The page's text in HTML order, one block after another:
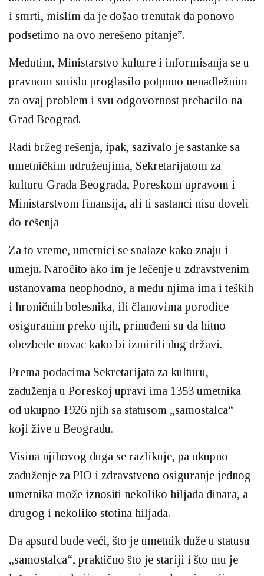
i smrti, mislim da je došao trenutak da ponovo
podsetimo na ovo nerešeno pitanje”.
Međutim, Ministarstvo kulture i informisanja se u
pravnom smislu proglasilo potpuno nenadležnim
za ovaj problem i svu odgovornost prebacilo na
Grad Beograd.
Radi bržeg rešenja, ipak, sazivalo je sastanke sa
umetničkim udruženjima, Sekretarijatom za
kulturu Grada Beograda, Poreskom upravom i
Ministarstvom finansija, ali ti sastanci nisu doveli
do rešenja
Za to vreme, umetnici se snalaze kako znaju i
umeju. Naročito ako im je lečenje u zdravstvenim
ustanovama neophodno, a među njima ima i teških
i hroničnih bolesnika, ili članovima porodice
osiguranim preko njih, prinuđeni su da hitno
obezbede novac kako bi izmirili dug državi.
Prema podacima Sekretarijata za kulturu,
zaduženja u Poreskoj upravi ima 1353 umetnika
od ukupno 1926 njih sa statusom „samostalca“
koji žive u Beogradu.
Visina njihovog duga se razlikuje, pa ukupno
zaduženje za PIO i zdravstveno osiguranje jednog
umetnika može iznositi nekoliko hiljada dinara, a
drugog i nekoliko stotina hiljada.
Da apsurd bude veći, što je umetnik duže u statusu
„samostalca“, praktično što je stariji i što mu je